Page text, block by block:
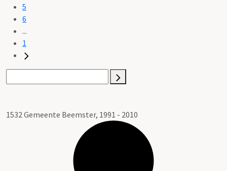
5
6
...
1
1532 Gemeente Beemster, 1991 - 2010